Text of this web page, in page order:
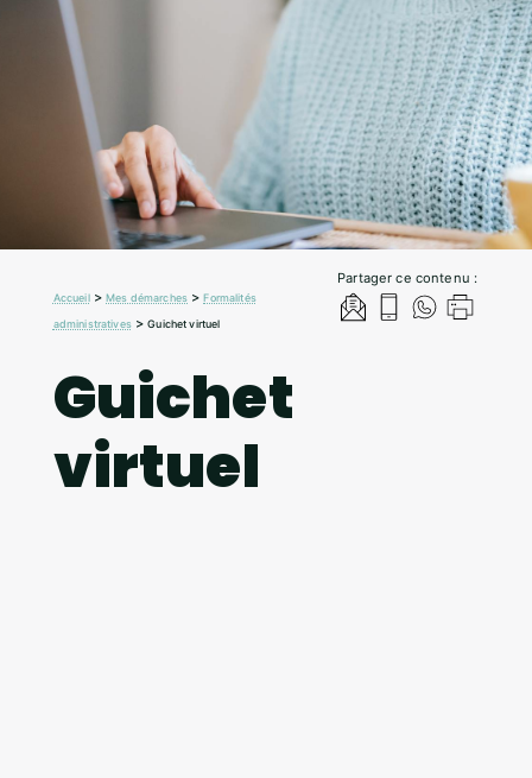
Partager ce contenu :
Accueil>Mes démarches >Formalités
administratives>Guichet virtuel
Guichet
virtuel